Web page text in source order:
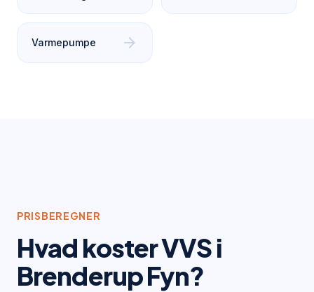
Varmepumpe arrow_forward
PRISBEREGNER
Hvad koster VVS i
Brenderup Fyn?